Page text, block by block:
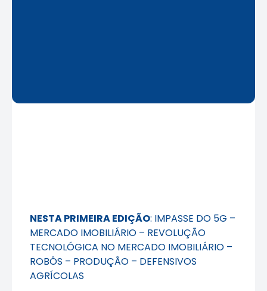
NESTA PRIMEIRA EDIÇÃO: IMPASSE DO 5G –
MERCADO IMOBILIÁRIO – REVOLUÇÃO
TECNOLÓGICA NO MERCADO IMOBILIÁRIO –
ROBÔS – PRODUÇÃO – DEFENSIVOS
AGRÍCOLAS